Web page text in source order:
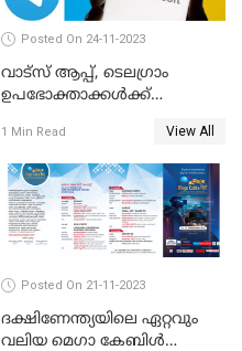
Posted On 24-11-2023
വാട്‌സ് ആപ്പ്, ടെലഗ്രാം
ഉപഭോക്താക്കള്‍ക്ക്
മൈക്രോസോഫ്റ്റ്
1 Min Read View All
Posted On 21-11-2023
ദക്ഷിണേന്ത്യയിലെ ഏറ്റവും
വലിയ മെഗാ കേബിള്‍